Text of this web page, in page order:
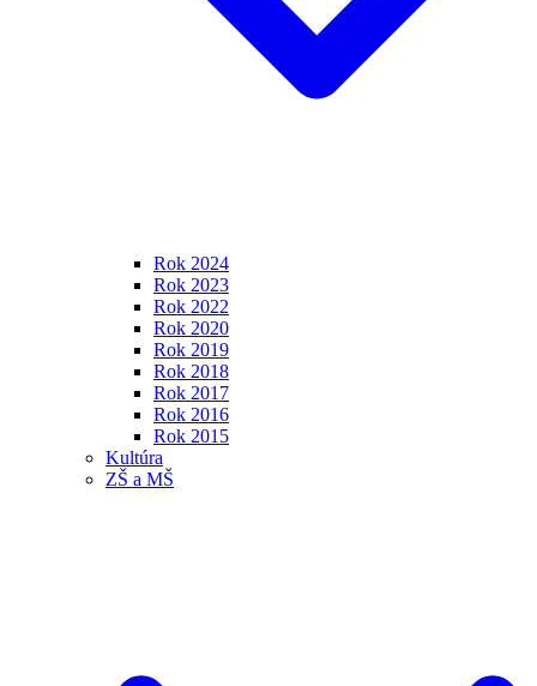
Rok 2024
Rok 2023
Rok 2022
Rok 2020
Rok 2019
Rok 2018
Rok 2017
Rok 2016
Rok 2015
Kultúra
ZŠ a MŠ